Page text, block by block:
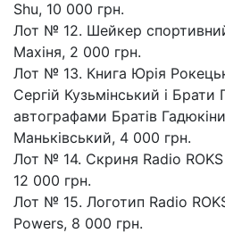
Shu, 10 000 грн.
Лот № 12. Шейкер
Махіня, 2 000 грн.
Лот № 13. Книга Юрія
Сергій Кузьмінський і Брати
автографами Братів
Маньківський, 4 000 грн.
Лот № 14. Скриня Radio
12 000 грн.
Лот № 15. Логотип Radio
Powers, 8 000 грн.